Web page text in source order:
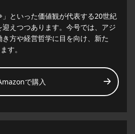
」といった価値観が代表する20世紀
えつつあります。今号では、アジ
方や経営哲学に目を向け、新た
す。
で購入